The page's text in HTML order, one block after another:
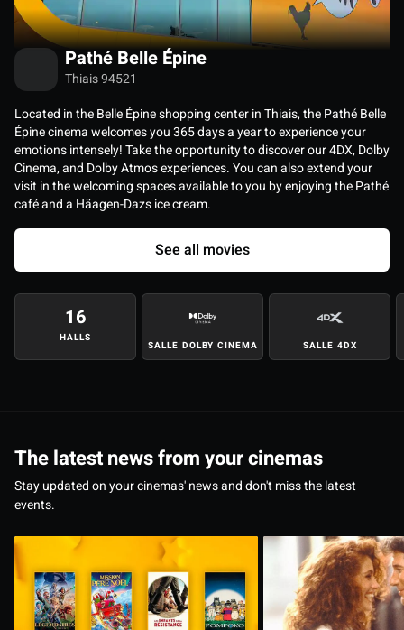
Pathé Belle Épine
Thiais 94521
Located in the Belle Épine shopping center in Thiais, the Pathé Belle
Épine cinema welcomes you 365 days a year to experience your
emotions intensely! Take the opportunity to discover our 4DX, Dolby
Cinema, and Dolby Atmos experiences. You can also extend your
visit in the welcoming spaces available to you by enjoying the Pathé
café and a Häagen-Dazs ice cream.
See all movies
16
HALLS
SALLE DOLBY CINEMA SALLE 4DX
The latest news from your cinemas
Stay updated on your cinemas' news and don't miss the latest
events.